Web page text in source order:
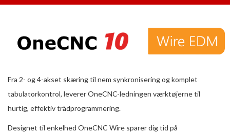
Fra 2- og 4-akset skæring til nem synkronisering og komplet
tabulatorkontrol, leverer OneCNC-ledningen værktøjerne til
hurtig, effektiv trådprogrammering.
Designet til enkelhed OneCNC Wire sparer dig tid på